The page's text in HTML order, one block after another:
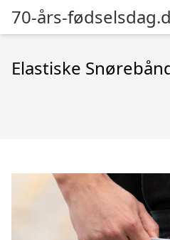
70-års-
Elastiske